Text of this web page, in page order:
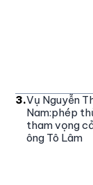
3.Vụ Nguyễn
Nam:phép
tham vọng
ông Tô Lâm